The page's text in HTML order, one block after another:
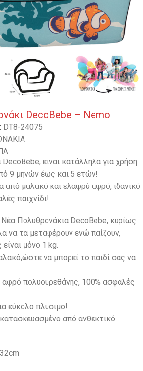
DecoBebe – Nemo
DT8-24075
είναι κατάλληλα για χρήση
9 μηνών έως και 5 ετών!
από μαλακό και ελαφρύ αφρό, ιδανικό
παιχνίδι!
Νέα Πολυθρονάκια DecoBebe, κυρίως
να τα μεταφέρουν ενώ παίζουν,
μόνο 1 kg.
να μπορεί το παιδί σας να
πολυουρεθάνης, 100% ασφαλές
εύκολο πλυσιμο!
από ανθεκτικό